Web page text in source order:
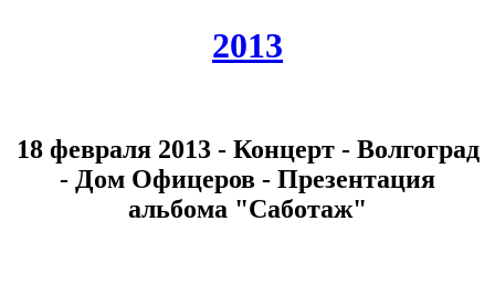
2013
18 февраля 2013 - Концерт - Волгоград
- Дом Офицеров - Презентация
альбома "Саботаж"